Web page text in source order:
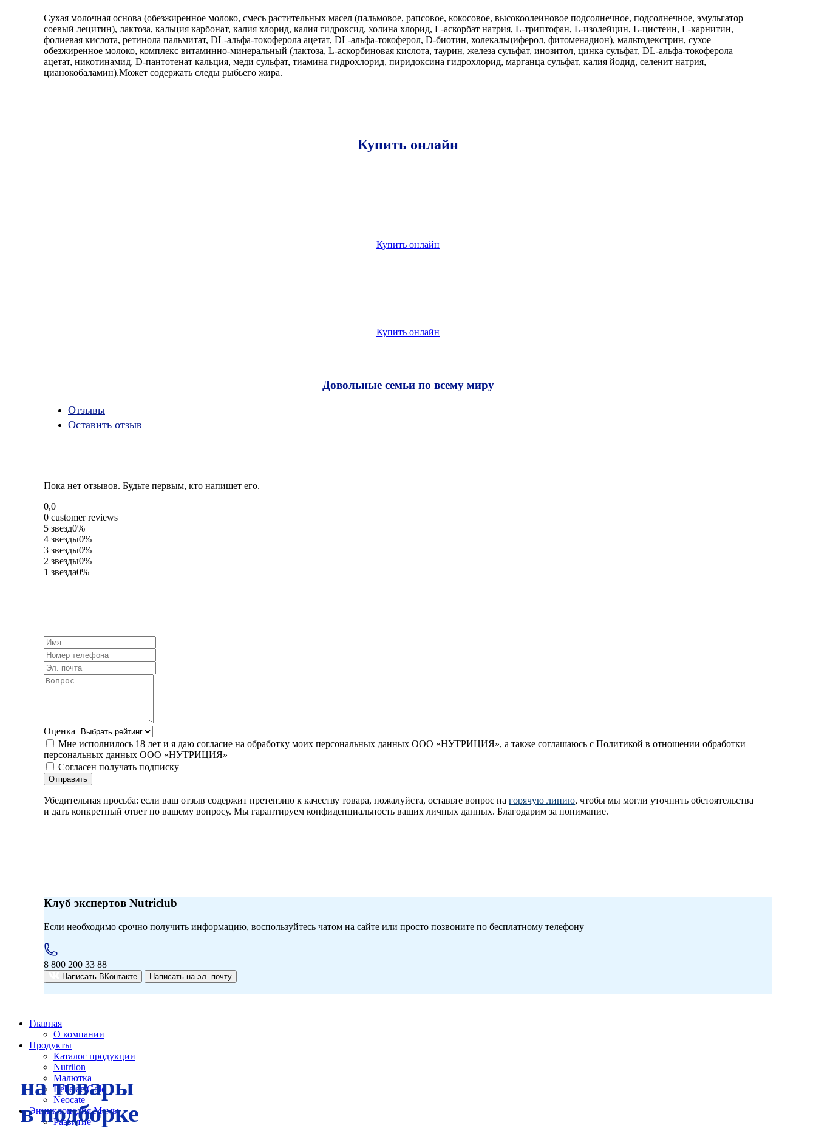
Сухая молочная основа (обезжиренное молоко, смесь растительных масел (пальмовое, рапсовое, кокосовое, высокоолеиновое подсолнечное, подсолнечное, эмульгатор –
соевый лецитин), лактоза, кальция карбонат, калия хлорид, калия гидроксид, холина хлорид, L-аскорбат натрия, L-триптофан, L-изолейцин, L-цистеин, L-карнитин,
фолиевая кислота, ретинола пальмитат, DL-альфа-токоферола ацетат, DL-альфа-токоферол, D-биотин, холекальциферол, фитоменадион), мальтодекстрин, сухое
обезжиренное молоко, комплекс витаминно-минеральный (лактоза, L-аскорбиновая кислота, таурин, железа сульфат, инозитол, цинка сульфат, DL-альфа-токоферола
ацетат, никотинамид, D-пантотенат кальция, меди сульфат, тиамина гидрохлорид, пиридоксина гидрохлорид, марганца сульфат, калия йодид, селенит натрия,
цианокобаламин).Может содержать следы рыбьего жира.
Купить онлайн
Купить онлайн
Купить онлайн
Довольные семьи по всему миру
Oтзывы
Оставить отзыв
Пока нет отзывов. Будьте первым, кто напишет его.
Rated
0,0
out
of
5
0,0
0 customer reviews
5 звезд0%
4 звезды0%
3 звезды0%
2 звезды0%
1 звезда0%
Оценка
Мне исполнилось 18 лет и я даю согласие на обработку моих персональных данных ООО «НУТРИЦИЯ», а также соглашаюсь с Политикой в отношении обработки
персональных данных ООО «НУТРИЦИЯ»
Согласен получать подписку
Отправить
Убедительная просьба: если ваш отзыв содержит претензию к качеству товара, пожалуйста, оставьте вопрос на горячую линию, чтобы мы могли уточнить обстоятельства
и дать конкретный ответ по вашему вопросу. Мы гарантируем конфиденциальность ваших личных данных. Благодарим за понимание.
Клуб экспертов Nutriclub
Если необходимо срочно получить информацию, воспользуйтесь чатом на сайте или просто позвоните по бесплатному телефону
8 800 200 33 88
Написать ВКонтакте Написать на эл. почту
Главная
О компании
Продукты
Каталог продукции
Nutrilon
Малютка
Bebelac Gold
Neocate
Энциклопедия Мамы
Развитие
на товары
в подборке
Сроки проведения акции «с 10:00:00 2.07.2026 по 23:59:59 30.09.2026 (время московское)».
Активировать специальное кодовое слово 10NUTRICLUB на странице www.ozon.ru/context/mycode/;